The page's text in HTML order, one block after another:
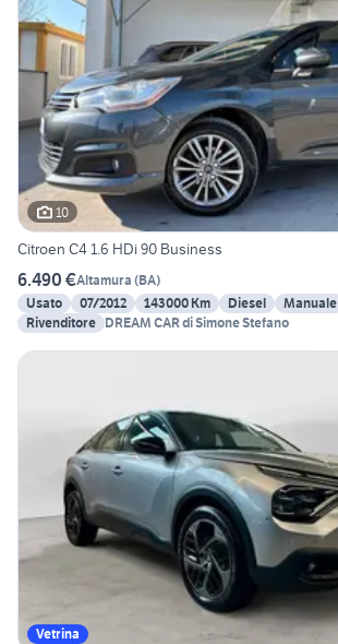
10
Citroen C4 1.6 HDi 90 Business
6.490 €Altamura (BA)
Usato
07/2012 143000 Km Diesel Manuale
Rivenditore DREAM CAR di Simone Stefano
Vetrina